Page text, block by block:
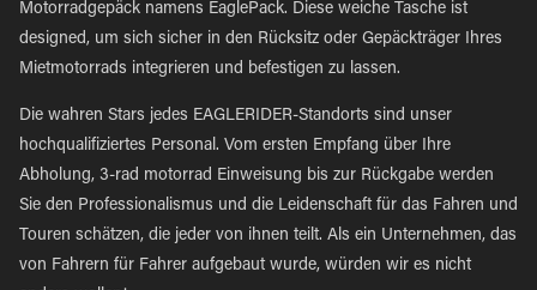
Motorradgepäck namens EaglePack. Diese weiche Tasche ist
designed, um sich sicher in den Rücksitz oder Gepäckträger Ihres
Mietmotorrads integrieren und befestigen zu lassen.
Die wahren Stars jedes EAGLERIDER-Standorts sind unser
hochqualifiziertes Personal. Vom ersten Empfang über Ihre
Abholung, 3-rad motorrad Einweisung bis zur Rückgabe werden
Sie den Professionalismus und die Leidenschaft für das Fahren und
Touren schätzen, die jeder von ihnen teilt. Als ein Unternehmen, das
von Fahrern für Fahrer aufgebaut wurde, würden wir es nicht